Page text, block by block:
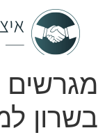
מגרשים
בשרון